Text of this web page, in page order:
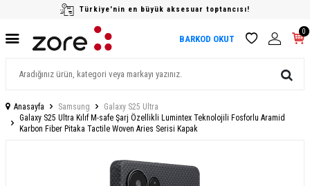
Türkiye'nin en büyük aksesuar toptancısı!
BARKOD OKUT
0
Anasayfa Samsung
Galaxy S25 Ultra
Galaxy S25 Ultra Kılıf M-safe Şarj Özellikli Lumintex Teknolojili Fosforlu Aramid
Karbon Fiber Pitaka Tactile Woven Aries Serisi Kapak